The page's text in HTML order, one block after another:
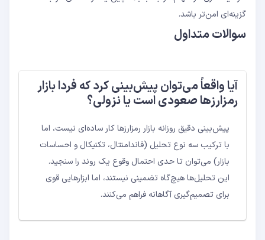
گزینه‌ای امن‌تر باشد.
سوالات متداول
آیا واقعاً می‌توان پیش‌بینی کرد که فردا بازار
رمزارزها صعودی است یا نزولی؟
پیش‌بینی دقیق روزانه بازار رمزارزها کار ساده‌ای نیست، اما
با ترکیب سه نوع تحلیل (فاندامنتال، تکنیکال و احساسات
بازار) می‌توان تا حدی احتمال وقوع یک روند را سنجید.
این تحلیل‌ها هیچ‌گاه تضمینی نیستند، اما ابزارهایی قوی
برای تصمیم‌گیری آگاهانه فراهم می‌کنند.